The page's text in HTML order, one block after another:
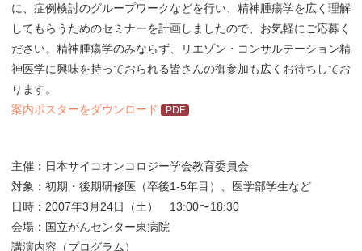
に、症例検討のグループワークなどを行い、精神腫瘍学を広く理解
してもらうためのセミナーを計画しましたので、お気軽にご応募く
ださい。精神腫瘍学のみならず、リエゾン・コンサルテーション精
神医学に興味を持っておられる皆さんの御参加も広くお待ちしてお
ります。
案内ポスターをダウンロード
主催：日本サイコオンコロジー学会教育委員会
対象：初期・後期研修医（卒後1-5年目）、医学部学生など
日時：2007年3月24日（土） 13:00〜18:30
会場：国立がんセンター東病院
講演内容（プログラム）